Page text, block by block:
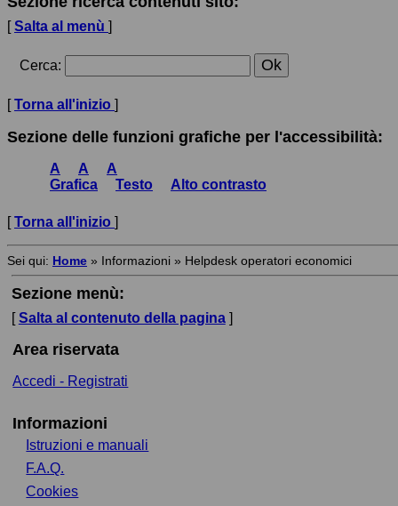
[Salta al menù ]
Cerca:
[Torna all'inizio ]
Sezione delle funzioni grafiche per l'accessibilità:
A A
A
Grafica
Testo Alto contrasto
[Torna all'inizio ]
Sei qui: Home » Informazioni » Helpdesk operatori economici
Sezione menù:
[Salta al contenuto della pagina]
Area riservata
Accedi - Registrati
Informazioni
Istruzioni e manuali
F.A.Q.
Cookies